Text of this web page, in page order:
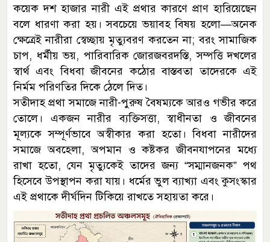
কয়েক দশ হাজার নারী এই প্রথার কারণে প্রাণ হারিয়েছেন
বলে ধারণা করা হয়। সবচেয়ে ভয়াবহ বিষয় হলো—অনেক
ক্ষেত্রেই নারীরা স্বেচ্ছায় মৃত্যুবরণ করতেন না; বরং সামাজিক
চাপ, ধর্মীয় ভয়, পারিবারিক জোরজবরদস্তি, সম্পত্তি দখলের
স্বার্থ এবং বিধবা জীবনের কঠোর বাস্তবতা তাদেরকে এই
নির্মম পরিণতির দিকে ঠেলে দিত।
সতীদাহ প্রথা সমাজে নারী-পুরুষ বৈষম্যকে আরও গভীর করে
তোলে। একজন নারীর ব্যক্তিসত্তা, স্বাধীনতা ও জীবনের
মূল্যকে সম্পূর্ণভাবে অস্বীকার করা হতো। বিধবা নারীদের
সমাজে অবহেলা, অপমান ও কষ্টকর জীবনযাপনের মধ্যে
রাখা হতো, যেন মৃত্যুকেই তাদের জন্য “সম্মানজনক” পথ
হিসেবে উপস্থাপন করা যায়। ধর্মের ভুল ব্যাখ্যা এবং কুসংস্কার
এই প্রথাকে দীর্ঘদিন টিকিয়ে রাখতে সহায়তা করে।